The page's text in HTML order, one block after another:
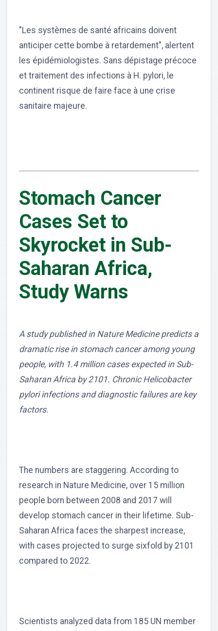
"Les systèmes de santé africains doivent
anticiper cette bombe à retardement", alertent
les épidémiologistes. Sans dépistage précoce
et traitement des infections à H. pylori, le
continent risque de faire face à une crise
sanitaire majeure.
Stomach Cancer
Cases Set to
Skyrocket in Sub-
Saharan Africa,
Study Warns
A study published in Nature Medicine predicts a
dramatic rise in stomach cancer among young
people, with 1.4 million cases expected in Sub-
Saharan Africa by 2101. Chronic Helicobacter
pylori infections and diagnostic failures are key
factors.
The numbers are staggering. According to
research in Nature Medicine, over 15 million
people born between 2008 and 2017 will
develop stomach cancer in their lifetime. Sub-
Saharan Africa faces the sharpest increase,
with cases projected to surge sixfold by 2101
compared to 2022.
Scientists analyzed data from 185 UN member